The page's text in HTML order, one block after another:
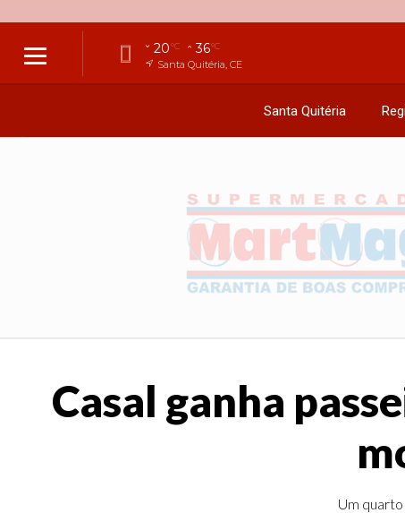
20°C 36°C
Santa Quitéria, CE
Santa Quitéria
Casal ganha
Um